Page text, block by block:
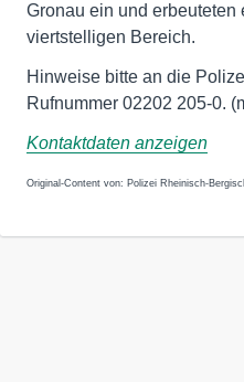
Gronau ein und erbeuteten
viertstelligen Bereich.
Hinweise bitte an die
Rufnummer 02202 205-0.
Kontaktdaten anzeigen
Original-Content von: Polizei Rheinisch-